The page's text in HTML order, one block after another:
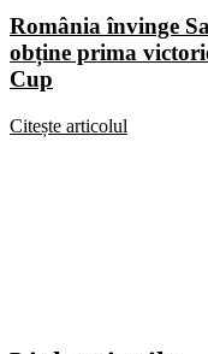
România învinge
obține prima
Cup
Citește articolul